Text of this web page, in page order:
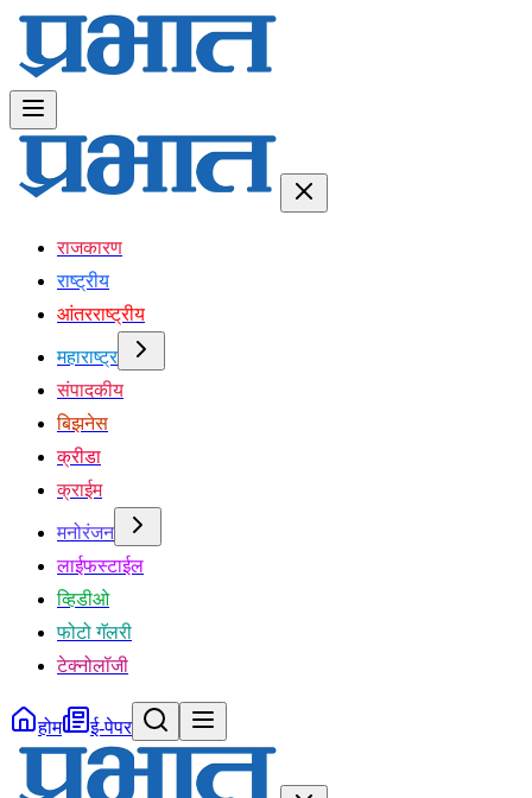
राजकारण
राष्ट्रीय
आंतरराष्ट्रीय
महाराष्ट्र
संपादकीय
बिझनेस
क्रीडा
क्राईम
मनोरंजन
लाईफस्टाईल
व्हिडीओ
फोटो गॅलरी
टेक्नोलॉजी
होम ई-पेपर